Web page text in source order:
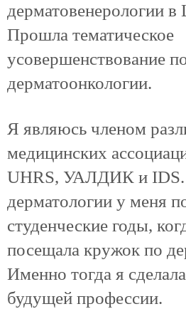
дерматовенерологии
Прошла тематическое
усовершенствование
дерматоонкологии.
Я являюсь членом
медицинских
UHRS, УАЛДИК и IDS.
дерматологии у меня
студенческие годы,
посещала кружок по
Именно тогда я
будущей профессии.